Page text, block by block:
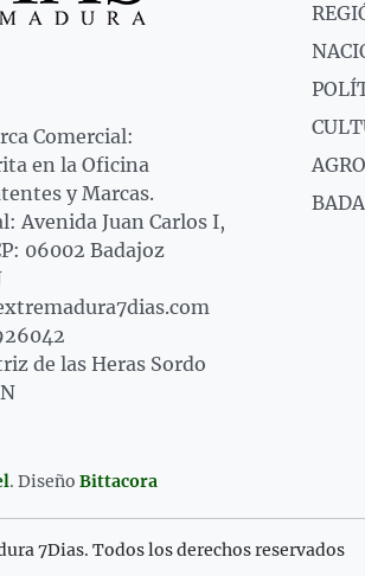
Comercial:
en la Oficina
y Marcas.
Avenida Juan Carlos I,
06002 Badajoz
de las Heras Sordo
AGRO
. Diseño Bittacora
7Dias. Todos los derechos reservados